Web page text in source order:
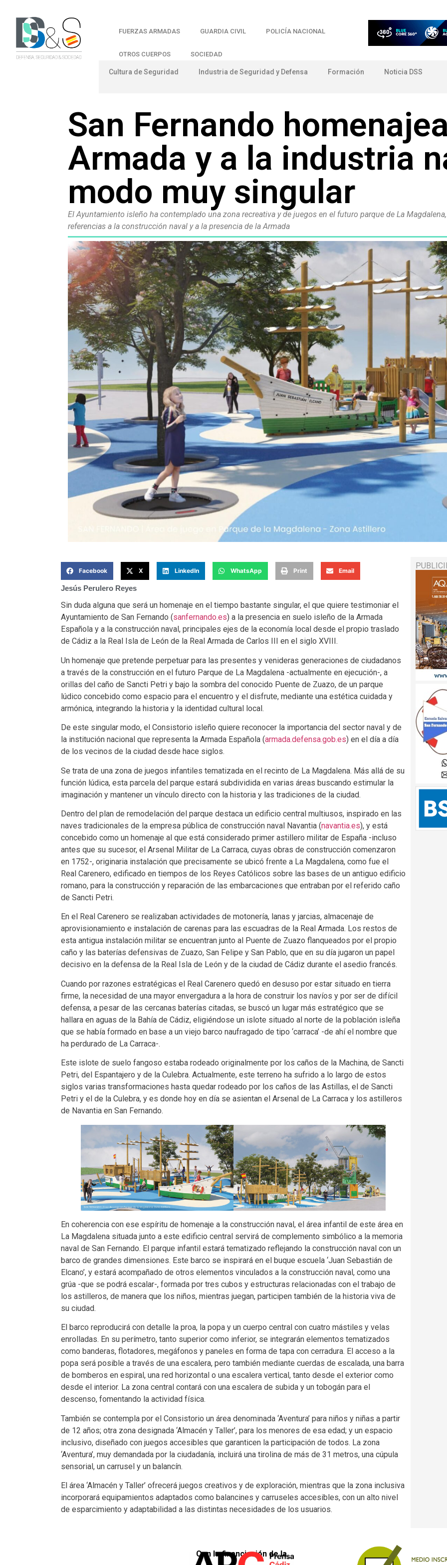
FUERZAS ARMADAS GUARDIA CIVIL POLICÍA NACIONAL
OTROS CUERPOS SOCIEDAD
Cultura de Seguridad Industria de Seguridad y Defensa Formación Noticia DSS
San Fernando
Armada y a la industria
modo muy singular
El Ayuntamiento isleño ha contemplado una zona recreativa y de juegos en el futuro parque de La
referencias a la construcción naval y a la presencia de la Armada
Facebook X LinkedIn WhatsApp Print Email
Jesús Perulero Reyes
Sin duda alguna que será un homenaje en el tiempo bastante singular, el que quiere testimoniar el
Ayuntamiento de San Fernando (sanfernando.es) a la presencia en suelo isleño de la Armada
Española y a la construcción naval, principales ejes de la economía local desde el propio traslado
de Cádiz a la Real Isla de León de la Real Armada de Carlos III en el siglo XVIII.
Un homenaje que pretende perpetuar para las presentes y venideras generaciones de ciudadanos
a través de la construcción en el futuro Parque de La Magdalena -actualmente en ejecución-, a
orillas del caño de Sancti Petri y bajo la sombra del conocido Puente de Zuazo, de un parque
lúdico concebido como espacio para el encuentro y el disfrute, mediante una estética cuidada y
armónica, integrando la historia y la identidad cultural local.
De este singular modo, el Consistorio isleño quiere reconocer la importancia del sector naval y de
la institución nacional que representa la Armada Española (armada.defensa.gob.es) en el día a día
de los vecinos de la ciudad desde hace siglos.
Se trata de una zona de juegos infantiles tematizada en el recinto de La Magdalena. Más allá de su
función lúdica, esta parcela del parque estará subdividida en varias áreas buscando estimular la
imaginación y mantener un vínculo directo con la historia y las tradiciones de la ciudad.
Dentro del plan de remodelación del parque destaca un edificio central multiusos, inspirado en las
naves tradicionales de la empresa pública de construcción naval Navantia (navantia.es), y está
concebido como un homenaje al que está considerado primer astillero militar de España -incluso
antes que su sucesor, el Arsenal Militar de La Carraca, cuyas obras de construcción comenzaron
en 1752-, originaria instalación que precisamente se ubicó frente a La Magdalena, como fue el
Real Carenero, edificado en tiempos de los Reyes Católicos sobre las bases de un antiguo edificio
romano, para la construcción y reparación de las embarcaciones que entraban por el referido caño
de Sancti Petri.
En el Real Carenero se realizaban actividades de motonería, lanas y jarcias, almacenaje de
aprovisionamiento e instalación de carenas para las escuadras de la Real Armada. Los restos de
esta antigua instalación militar se encuentran junto al Puente de Zuazo flanqueados por el propio
caño y las baterías defensivas de Zuazo, San Felipe y San Pablo, que en su día jugaron un papel
decisivo en la defensa de la Real Isla de León y de la ciudad de Cádiz durante el asedio francés.
Cuando por razones estratégicas el Real Carenero quedó en desuso por estar situado en tierra
firme, la necesidad de una mayor envergadura a la hora de construir los navíos y por ser de difícil
defensa, a pesar de las cercanas baterías citadas, se buscó un lugar más estratégico que se
hallara en aguas de la Bahía de Cádiz, eligiéndose un islote situado al norte de la población isleña
que se había formado en base a un viejo barco naufragado de tipo ‘carraca’ -de ahí el nombre que
ha perdurado de La Carraca-.
Este islote de suelo fangoso estaba rodeado originalmente por los caños de la Machina, de Sancti
Petri, del Espantajero y de la Culebra. Actualmente, este terreno ha sufrido a lo largo de estos
siglos varias transformaciones hasta quedar rodeado por los caños de las Astillas, el de Sancti
Petri y el de la Culebra, y es donde hoy en día se asientan el Arsenal de La Carraca y los astilleros
de Navantia en San Fernando.
En coherencia con ese espíritu de homenaje a la construcción naval, el área infantil de este área en
La Magdalena situada junto a este edificio central servirá de complemento simbólico a la memoria
naval de San Fernando. El parque infantil estará tematizado reflejando la construcción naval con un
barco de grandes dimensiones. Este barco se inspirará en el buque escuela ‘Juan Sebastián de
Elcano’, y estará acompañado de otros elementos vinculados a la construcción naval, como una
grúa -que se podrá escalar-, formada por tres cubos y estructuras relacionadas con el trabajo de
los astilleros, de manera que los niños, mientras juegan, participen también de la historia viva de
su ciudad.
El barco reproducirá con detalle la proa, la popa y un cuerpo central con cuatro mástiles y velas
enrolladas. En su perímetro, tanto superior como inferior, se integrarán elementos tematizados
como banderas, flotadores, megáfonos y paneles en forma de tapa con cerradura. El acceso a la
popa será posible a través de una escalera, pero también mediante cuerdas de escalada, una barra
de bomberos en espiral, una red horizontal o una escalera vertical, tanto desde el exterior como
desde el interior. La zona central contará con una escalera de subida y un tobogán para el
descenso, fomentando la actividad física.
También se contempla por el Consistorio un área denominada ‘Aventura’ para niños y niñas a partir
de 12 años; otra zona designada ‘Almacén y Taller’, para los menores de esa edad; y un espacio
inclusivo, diseñado con juegos accesibles que garanticen la participación de todos. La zona
‘Aventura’, muy demandada por la ciudadanía, incluirá una tirolina de más de 31 metros, una cúpula
sensorial, un carrusel y un balancín.
El área ‘Almacén y Taller’ ofrecerá juegos creativos y de exploración, mientras que la zona inclusiva
incorporará equipamientos adaptados como balancines y carruseles accesibles, con un alto nivel
de esparcimiento y adaptabilidad a las distintas necesidades de los usuarios.
Con la financiación de la